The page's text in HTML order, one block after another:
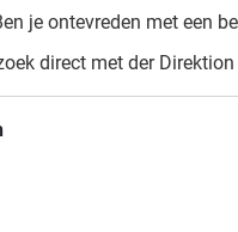
je ontevreden met een
direct met der